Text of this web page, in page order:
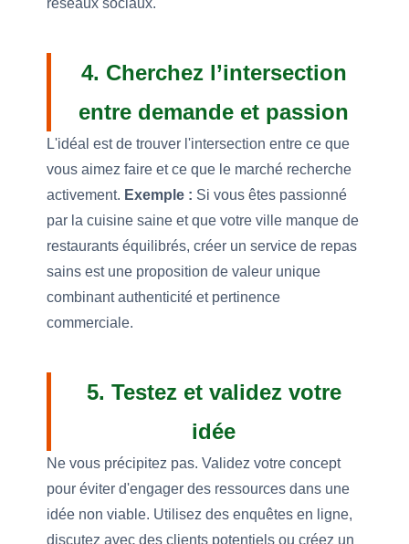
réseaux sociaux.
4. Cherchez l’intersection
entre demande et passion
L'idéal est de trouver l'intersection entre ce que
vous aimez faire et ce que le marché recherche
activement. Exemple : Si vous êtes passionné
par la cuisine saine et que votre ville manque de
restaurants équilibrés, créer un service de repas
sains est une proposition de valeur unique
combinant authenticité et pertinence
commerciale.
5. Testez et validez votre
idée
Ne vous précipitez pas. Validez votre concept
pour éviter d'engager des ressources dans une
idée non viable. Utilisez des enquêtes en ligne,
discutez avec des clients potentiels ou créez un